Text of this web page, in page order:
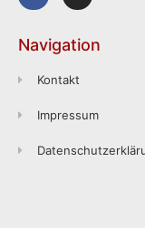
Navigation
Kontakt
Impressum